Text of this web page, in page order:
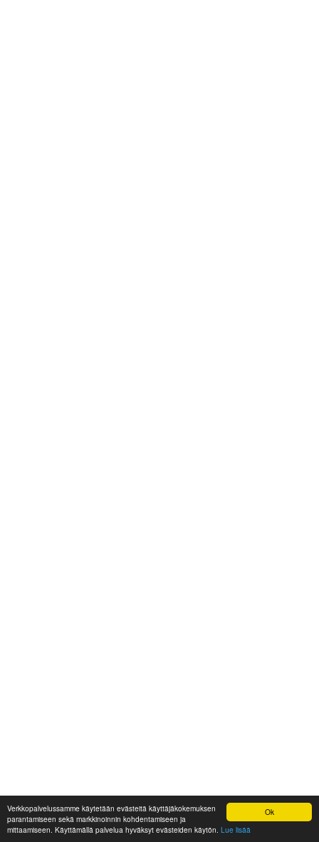
Ok
Verkkopalvelussamme käytetään evästeitä käyttäjäkokemuksen
parantamiseen sekä markkinoinnin kohdentamiseen ja
mittaamiseen. Käyttämällä palvelua hyväksyt evästeiden käytön. Lue lisää